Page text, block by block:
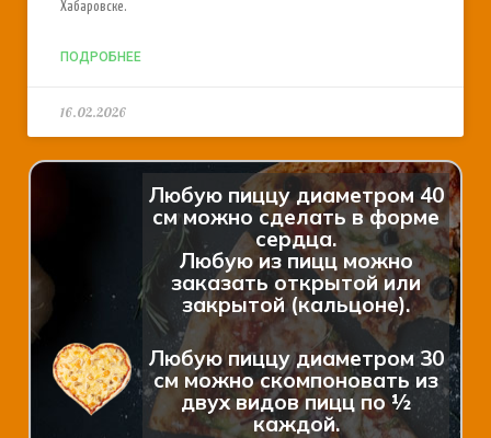
Хабаровске.
ПОДРОБНЕЕ
16.02.2026
Любую пиццу диаметром 40
см можно сделать в форме
сердца.
Любую из пицц можно
заказать открытой или
закрытой (кальцоне).
Любую пиццу диаметром 30
см можно скомпоновать из
двух видов пицц по ½
каждой.